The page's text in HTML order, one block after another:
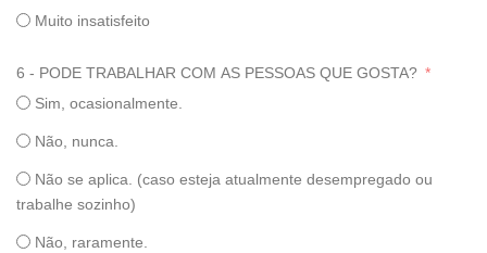
Muito insatisfeito
6 - PODE TRABALHAR COM AS PESSOAS QUE GOSTA?
Sim, ocasionalmente.
Não, nunca.
Não se aplica. (caso esteja atualmente desempregado ou
trabalhe sozinho)
Não, raramente.